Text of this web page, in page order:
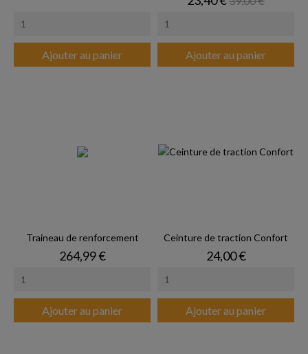
Ajouter au panier Ajouter au panier
Traineau de renforcement
Prix
264,99 €
Ajouter au panier
Ceinture de traction Confort
Prix
24,00 €
Ajouter au panier